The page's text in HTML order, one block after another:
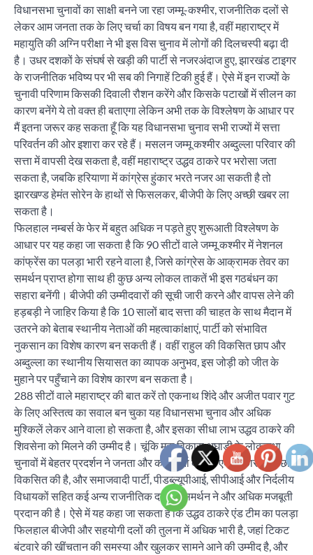
विधानसभा चुनावों का साक्षी बनने जा रहा जम्मू-कश्मीर, राजनीतिक दलों से
लेकर आम जनता तक के लिए चर्चा का विषय बन गया है, वहीं महाराष्ट्र में
महायुति की अग्नि परीक्षा ने भी इस विस चुनाव में लोगों की दिलचस्पी बढ़ा दी
है। उधर दशकों के संघर्ष से खड़ी की पार्टी से नजरअंदाज हुए, झारखंड टाइगर
के राजनीतिक भविष्य पर भी सब की निगाहें टिकी हुई हैं। ऐसे में इन राज्यों के
चुनावी परिणाम किसकी दिवाली रौशन करेंगे और किसके पटाखों में सीलन का
कारण बनेंगे ये तो वक्त ही बताएगा लेकिन अभी तक के विश्लेषण के आधार पर
मैं इतना जरूर कह सकता हूँ कि यह विधानसभा चुनाव सभी राज्यों में सत्ता
परिवर्तन की ओर इशारा कर रहे हैं। मसलन जम्मू कश्मीर अब्दुल्ला परिवार की
सत्ता में वापसी देख सकता है, वहीं महाराष्ट्र उद्धव ठाकरे पर भरोसा जता
सकता है, जबकि हरियाणा में कांग्रेस हुंकार भरते नजर आ सकती है तो
झारखण्ड हेमंत सोरेन के हाथों से फिसलकर, बीजेपी के लिए अच्छी खबर ला
सकता है।
फिलहाल नम्बर्स के फेर में बहुत अधिक न पड़ते हुए शुरूआती विश्लेषण के
आधार पर यह कहा जा सकता है कि 90 सीटों वाले जम्मू कश्मीर में नेशनल
कांफ्रेंस का पलड़ा भारी रहने वाला है, जिसे कांग्रेस के आक्रामक तेवर का
समर्थन प्राप्त होगा साथ ही कुछ अन्य लोकल ताकतें भी इस गठबंधन का
सहारा बनेंगी। बीजेपी की उम्मीदवारों की सूची जारी करने और वापस लेने की
हड़बड़ी ने जाहिर किया है कि 10 सालों बाद सत्ता की चाहत के साथ मैदान में
उतरने को बेताब स्थानीय नेताओं की महत्वाकांक्षाएं, पार्टी को संभावित
नुकसान का विशेष कारण बन सकती हैं। वहीं राहुल की विकसित छाप और
अब्दुल्ला का स्थानीय सियासत का व्यापक अनुभव, इस जोड़ी को जीत के
मुहाने पर पहुँचाने का विशेष कारण बन सकता है।
288 सीटों वाले महाराष्ट्र की बात करें तो एकनाथ शिंदे और अजीत पवार गुट
के लिए अस्तित्व का सवाल बन चुका यह विधानसभा चुनाव और अधिक
मुश्किलें लेकर आने वाला हो सकता है, और इसका सीधा लाभ उद्धव ठाकरे की
शिवसेना को मिलने की उम्मीद है। चूंकि महा विकास अघाड़ी के लोकसभा
चुनावों में बेहतर प्रदर्शन ने जनता और कार्यकर्ता दोनों में एक सकारात्मक छवि
विकसित की है, और समाजवादी पार्टी, पीडब्ल्यूपीआई, सीपीआई और निर्दलीय
विधायकों सहित कई अन्य राजनीतिक दलों के समर्थन ने और अधिक मजबूती
प्रदान की है। ऐसे में यह कहा जा सकता है कि उद्धव ठाकरे एंड टीम का पलड़ा
फिलहाल बीजेपी और सहयोगी दलों की तुलना में अधिक भारी है, जहां टिकट
बंटवारे की खींचतान की समस्या और खुलकर सामने आने की उम्मीद है, और